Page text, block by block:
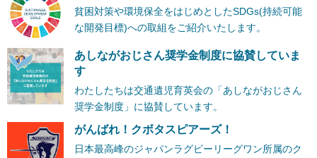
貧困対策や環境保全をはじめとしたSDGs(持続可能
な開発目標)への取組をご紹介いたします。
あしながおじさん奨学金制度に協賛していま
す
わたしたちは交通遺児育英会の「あしながおじさん
奨学金制度」に協賛しています。
がんばれ！クボタスピアーズ！
日本最高峰のジャパンラグビーリーグワン所属のク